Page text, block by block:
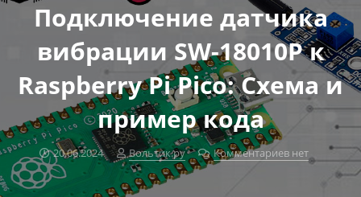
Подключение датчика
вибрации SW-18010P к
Raspberry Pi Pico: Схема и
пример кода
20.06.2024 Вольтик.ру Комментариев нет